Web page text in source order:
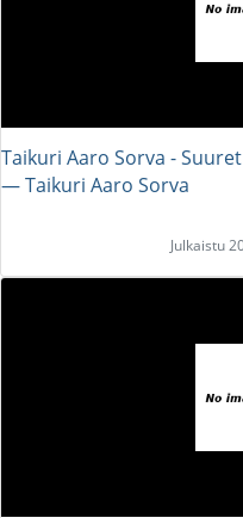
Taikuri Aaro Sorva -
― Taikuri Aaro Sorva
Julkaistu